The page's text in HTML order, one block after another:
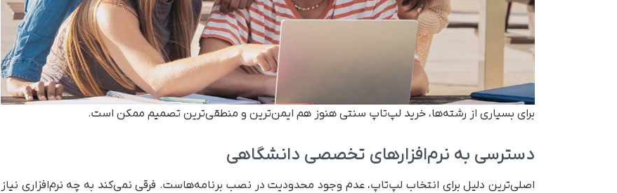
برای بسیاری از رشته‌ها، خرید لپ‌تاپ سنتی هنوز هم ایمن‌ترین و منطقی‌ترین تصمیم ممکن است.
دسترسی به نرم‌افزارهای تخصصی دانشگاهی
اصلی‌ترین دلیل برای انتخاب لپ‌تاپ، عدم وجود محدودیت در نصب برنامه‌هاست. فرقی نمی‌کند به چه نرم‌افزاری نیاز